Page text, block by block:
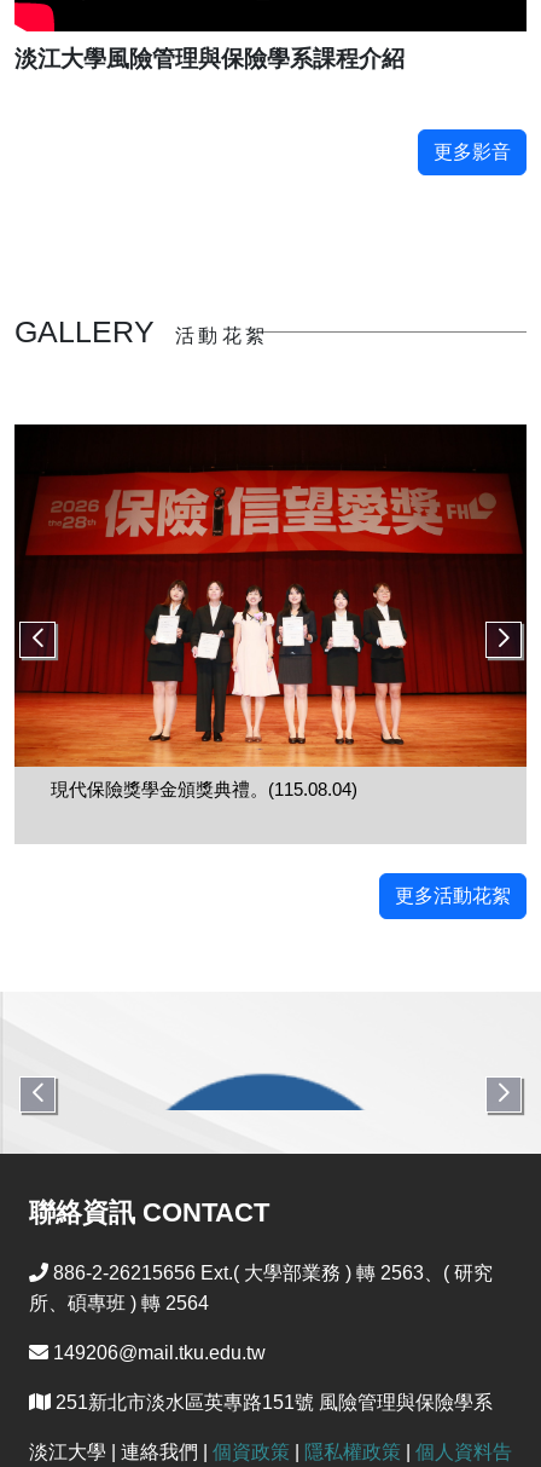
淡江大學風險管理與保險學系課程介紹
更多影音
GALLERY 活動花絮
現代保險獎學金頒獎典禮。(115.08.04)
更多活動花絮
YouTube
聯絡資訊 CONTACT
886-2-26215656 Ext.( 大學部業務 ) 轉 2563、( 研究
所、碩專班 ) 轉 2564
149206@mail.tku.edu.tw
251新北市淡水區英專路151號 風險管理與保險學系
淡江大學 | 連絡我們 | 個資政策 隱私權政策 個人資料告